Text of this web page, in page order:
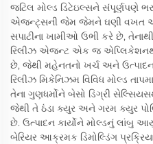
જટિલ મોલ્ડ ડિટેઇલ્સને સંપૂર્ણપણે
એજન્ટ્સની જેમ જેમને ઘણી વખત
સપાટીના ખામીઓ ઉભી કરે છે,
રિલીઝ એજન્ટ એક જ એપ્લિકેશનથી
છે, જેથી મહેનતનો ખર્ચ અને ઉત્પાદન
રિલીઝ મિકેનિઝમ વિવિધ મોલ્ડ
તેના ગુણધર્મોને બેસો ડિગ્રી
જેથી તે ઠંડા ક્યુર અને ગરમ ક્યુર
છે. ઉત્પાદન કાર્યોને મોલ્ડનું લાંબુ
બેરિયર આક્રમક ડિમોલ્ડિંગ